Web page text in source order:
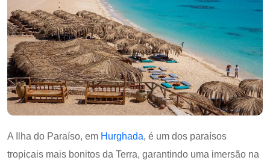
A Ilha do Paraíso, em Hurghada, é um dos paraísos
tropicais mais bonitos da Terra, garantindo uma imersão na